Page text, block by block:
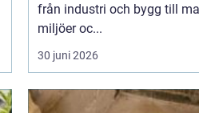
från industri och bygg till
miljöer oc...
30 juni 2026